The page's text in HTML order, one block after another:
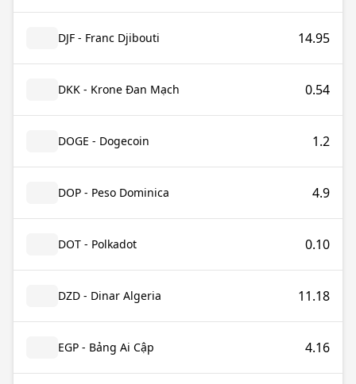
DJF - Franc Djibouti 14.95
DKK - Krone Đan Mạch 0.54
DOGE - Dogecoin 1.2
DOP - Peso Dominica 4.9
DOT - Polkadot 0.10
DZD - Dinar Algeria 11.18
EGP - Bảng Ai Cập 4.16